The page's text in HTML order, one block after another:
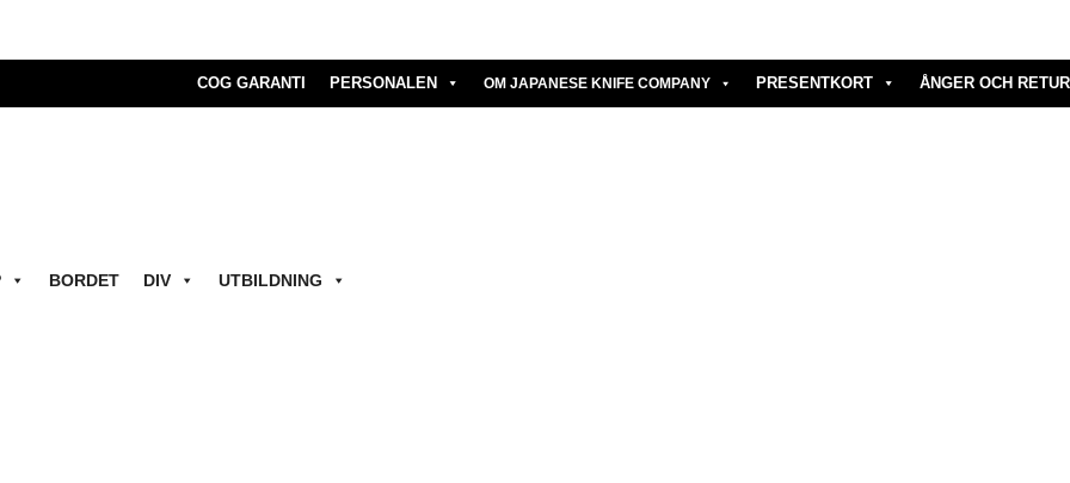
COG GARANTI PERSONALEN OM JAPANESE KNIFE COMPANY PRESENTKORT ÅNGER OCH RETUR
BORDET DIV UTBILDNING